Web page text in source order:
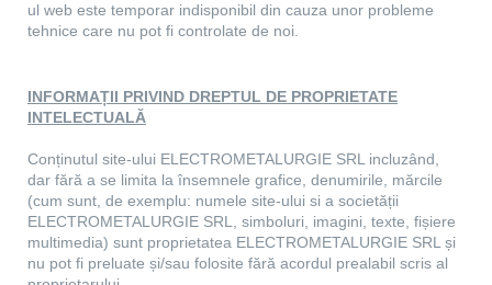
ul web este temporar indisponibil din cauza unor probleme
tehnice care nu pot fi controlate de noi.
INFORMAȚII PRIVIND DREPTUL DE PROPRIETATE
INTELECTUALĂ
Conținutul site-ului ELECTROMETALURGIE SRL incluzând,
dar fără a se limita la însemnele grafice, denumirile, mărcile
(cum sunt, de exemplu: numele site-ului si a societății
ELECTROMETALURGIE SRL, simboluri, imagini, texte, fișiere
multimedia) sunt proprietatea ELECTROMETALURGIE SRL și
nu pot fi preluate și/sau folosite fără acordul prealabil scris al